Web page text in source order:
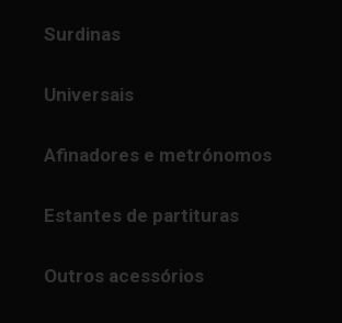
Surdinas
Universais
Afinadores e metrónomos
Estantes de partituras
Outros acessórios